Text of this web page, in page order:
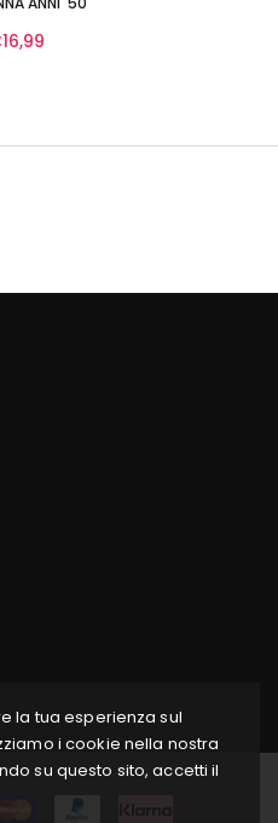
la tua esperienza sul
i cookie nella nostra
su questo sito, accetti il